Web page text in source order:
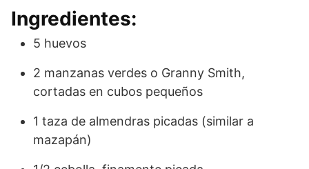
Ingredientes:
5 huevos
2 manzanas verdes o Granny Smith,
cortadas en cubos pequeños
1 taza de almendras picadas (similar a
mazapán)